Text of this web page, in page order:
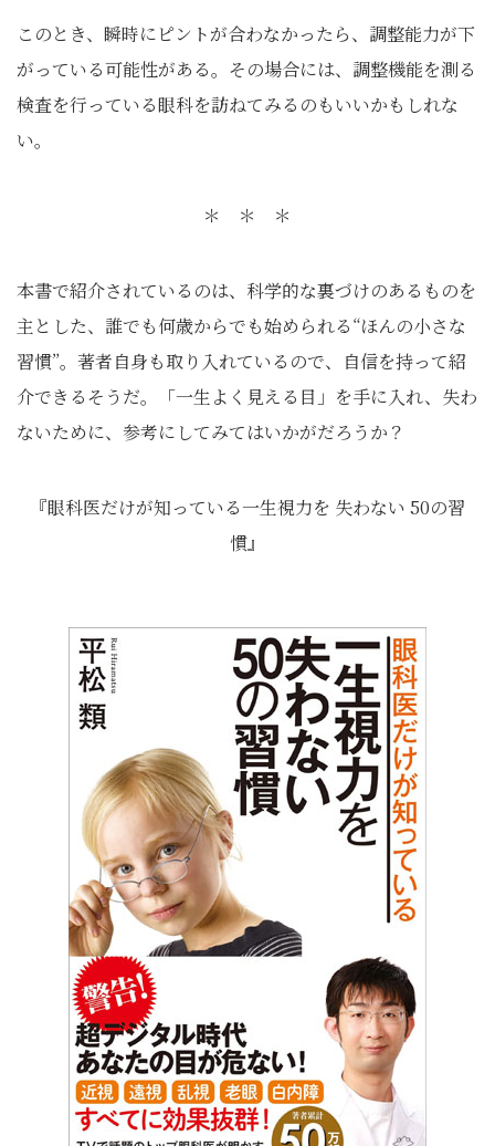
このとき、瞬時にピントが合わなかったら、調整能力が下
がっている可能性がある。その場合には、調整機能を測る
検査を行っている眼科を訪ねてみるのもいいかもしれな
い。
＊ ＊ ＊
本書で紹介されているのは、科学的な裏づけのあるものを
主とした、誰でも何歳からでも始められる“ほんの小さな
習慣”。著者自身も取り入れているので、自信を持って紹
介できるそうだ。「一生よく見える目」を手に入れ、失わ
ないために、参考にしてみてはいかがだろうか？
『眼科医だけが知っている一生視力を 失わない 50の習
慣』